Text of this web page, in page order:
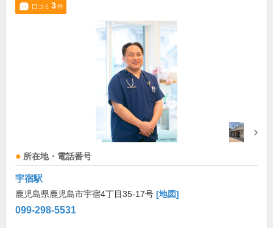
口コミ 3件
所在地・電話番号
宇宿駅
鹿児島県鹿児島市宇宿4丁目35-17号 [地図]
099-298-5531